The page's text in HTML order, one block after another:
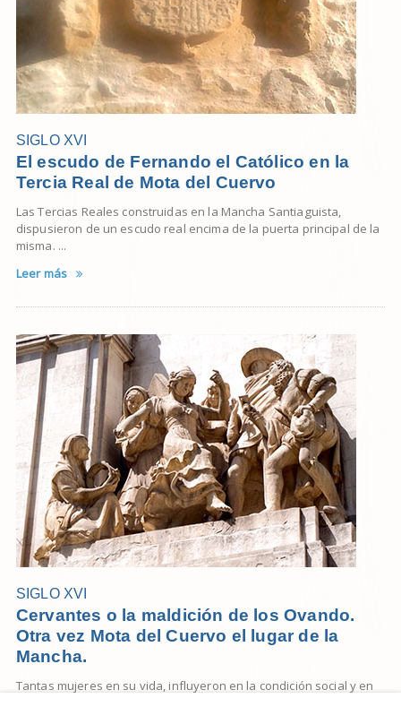
SIGLO XVI
El escudo de Fernando el Católico en la
Tercia Real de Mota del Cuervo
Las Tercias Reales construidas en la Mancha Santiaguista,
dispusieron de un escudo real encima de la puerta principal de la
misma. ...
Leer más
SIGLO XVI
Cervantes o la maldición de los Ovando.
Otra vez Mota del Cuervo el lugar de la
Mancha.
Tantas mujeres en su vida, influyeron en la condición social y en